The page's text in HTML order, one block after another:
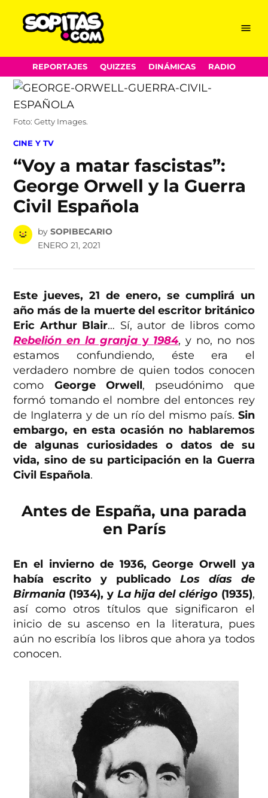
Skip
to
content
Menu
REPORTAJES QUIZZES DINÁMICAS RADIO
Foto: Getty Images.
POSTED
CINE Y TV
“Voy a matar fascistas”:
George Orwell y la Guerra
Civil Española
by SOPIBECARIO
ENERO 21, 2021
Este jueves, 21 de enero, se cumplirá un
año más de la muerte del escritor británico
Eric Arthur Blair… Sí, autor de libros como
Rebelión en la granjay 1984, y no, no nos
estamos confundiendo, éste era el
verdadero nombre de quien todos conocen
como George Orwell, pseudónimo que
formó tomando el nombre del entonces rey
de Inglaterra y de un río del mismo país. Sin
embargo, en esta ocasión no hablaremos
de algunas curiosidades o datos de su
vida, sino de su participación en la Guerra
Civil Española.
Antes de España, una parada
en París
En el invierno de 1936, George Orwell ya
había escrito y publicado Los días de
Birmania (1934), y La hija del clérigo (1935),
así como otros títulos que significaron el
inicio de su ascenso en la literatura, pues
aún no escribía los libros que ahora ya todos
conocen.